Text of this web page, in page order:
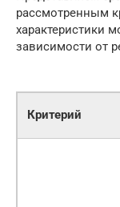
рассмотренным
характеристики
зависимости от
Критерий